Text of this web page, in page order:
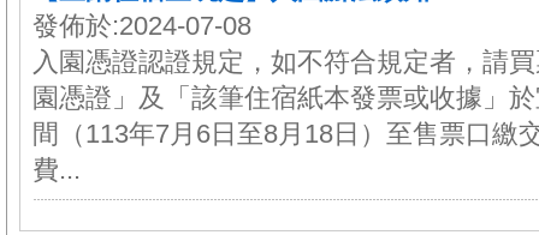
發佈於:2024-07-08
入園憑證認證規定，如不符合規定者，請
園憑證」及「該筆住宿紙本發票或收據」
間（113年7月6日至8月18日）至售票口繳
費...